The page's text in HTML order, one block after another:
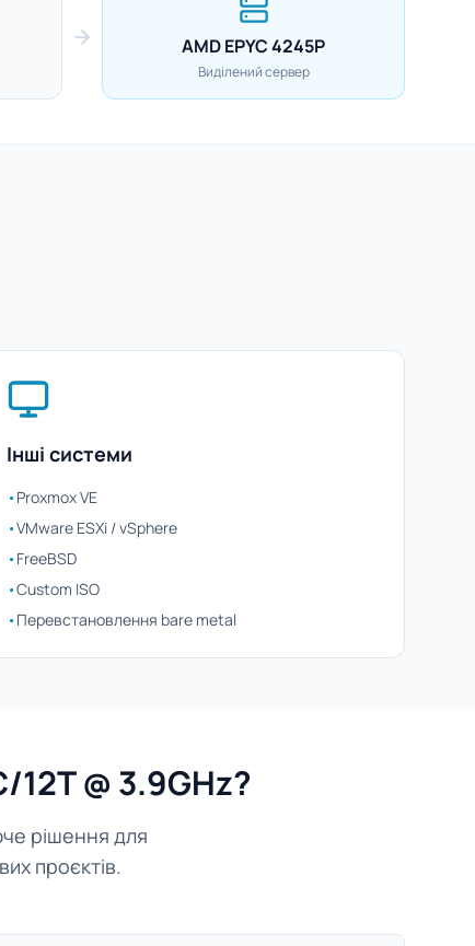
AMD EPYC 4245P
Виділений сервер
Інші системи
•Proxmox VE
•VMware ESXi / vSphere
•FreeBSD
•Custom ISO
•Перевстановлення bare metal
@ 3.9GHz?
рішення для
проєктів.